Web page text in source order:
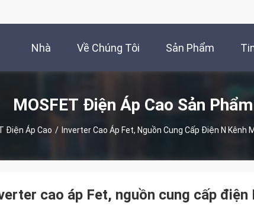
Nhà Về Chúng Tôi Sản Phẩm
MOSFET Điện Áp Cao Sản Phẩm
Điện Áp Cao / Inverter Cao Áp Fet, Nguồn Cung Cấp Điện N
cao áp Fet, nguồn cung cấp